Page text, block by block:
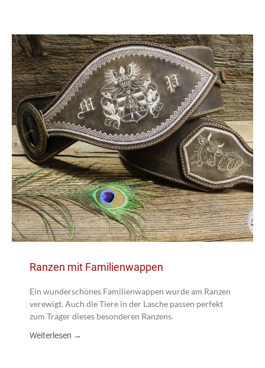
Ranzen mit Familienwappen
Ein wunderschönes Familienwappen wurde am Ranzen
verewigt. Auch die Tiere in der Lasche passen perfekt
zum Träger dieses besonderen Ranzens.
Weiterlesen →